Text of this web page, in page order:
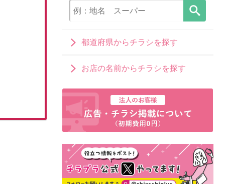
都道府県からチラシを探す
お店の名前からチラシを探す